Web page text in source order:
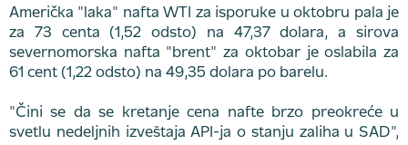
Američka "laka" nafta WTI za isporuke u oktobru pala je
za 73 centa (1,52 odsto) na 47,37 dolara, a sirova
severnomorska nafta "brent" za oktobar je oslabila za
61 cent (1,22 odsto) na 49,35 dolara po barelu.
"Čini se da se kretanje cena nafte brzo preokreće u
svetlu nedeljnih izveštaja API-ja o stanju zaliha u SAD",